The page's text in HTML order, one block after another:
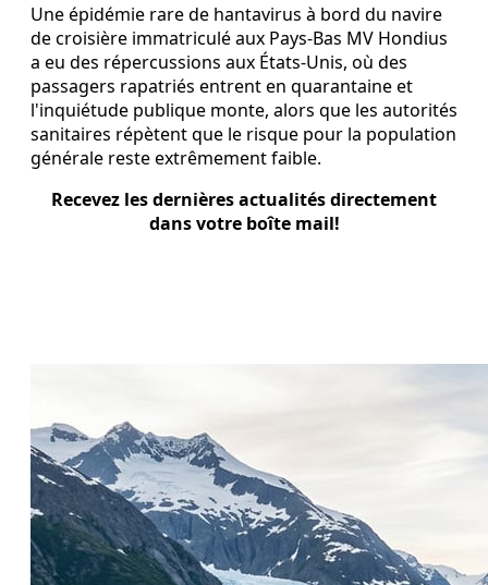
Une épidémie rare de hantavirus à bord du navire
de croisière immatriculé aux Pays-Bas MV Hondius
a eu des répercussions aux États‑Unis, où des
passagers rapatriés entrent en quarantaine et
l'inquiétude publique monte, alors que les autorités
sanitaires répètent que le risque pour la population
générale reste extrêmement faible.
Recevez les dernières actualités directement
dans votre boîte mail!